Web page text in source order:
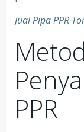
Jual Pipa PPR
PPR